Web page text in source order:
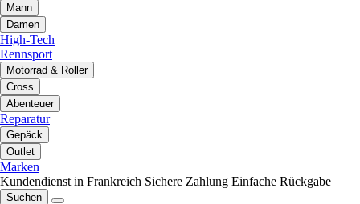
Mann
Damen
High-Tech
Rennsport
Motorrad & Roller
Cross
Abenteuer
Reparatur
Gepäck
Outlet
Marken
Kundendienst in Frankreich Sichere Zahlung Einfache Rückgabe
Suchen